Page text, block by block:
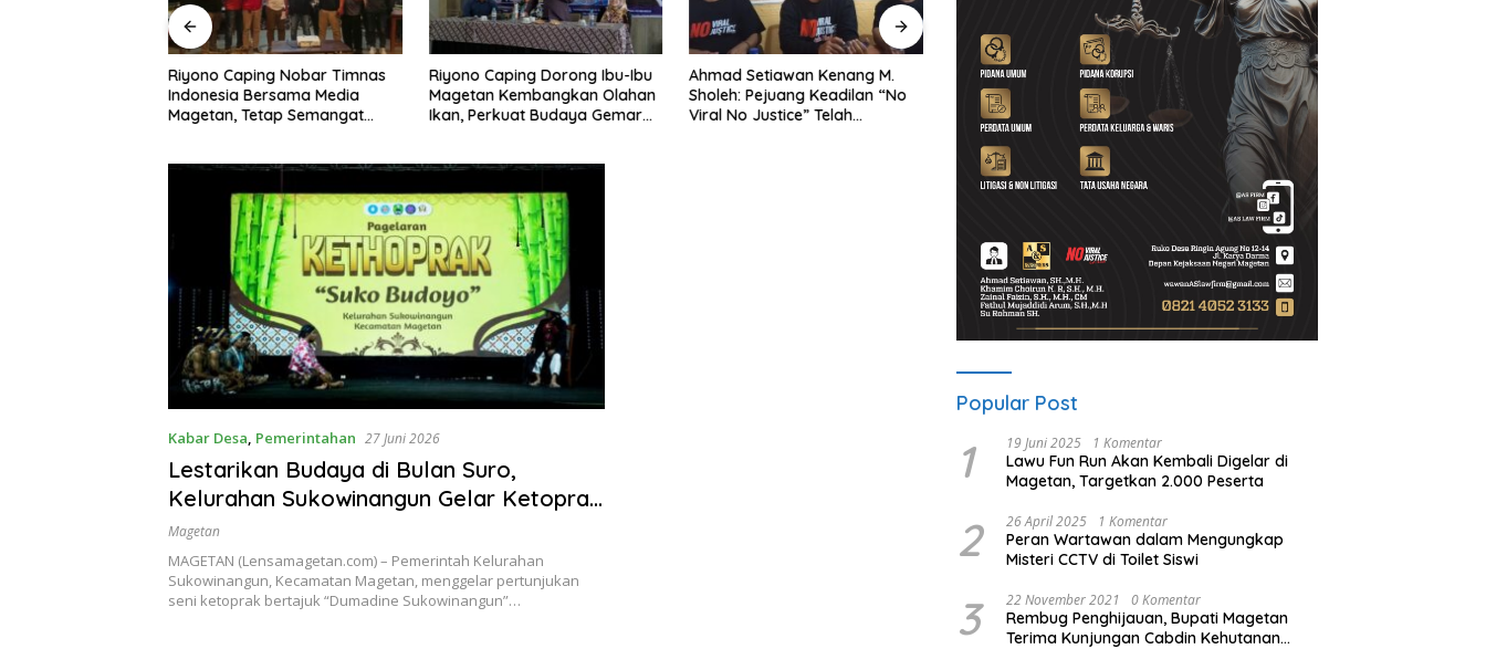
Riyono Caping Nobar Timnas
Indonesia Bersama Media
Magetan, Tetap Semangat
Riyono Caping Dorong Ibu-Ibu
Magetan Kembangkan Olahan
Ikan, Perkuat Budaya Gemar
Ahmad Setiawan Kenang M.
Sholeh: Pejuang Keadilan “No
Viral No Justice” Telah
Lewat Program Desa BRILiaN,
BRI Magetan Dorong Desa
Wates Berprestasi
Noorbiyanto, S.H Nahkodai BPC
Peradin Magetan Periode
2026–2028, Siap Perkuat
Pendampingan Hukum
Kabar Desa, Pemerintahan 27 Juni 2026
Lestarikan Budaya di Bulan Suro,
Kelurahan Sukowinangun Gelar Ketoprak
Suko Budoyo
Magetan
MAGETAN (Lensamagetan.com) – Pemerintah Kelurahan
Sukowinangun, Kecamatan Magetan, menggelar pertunjukan
seni ketoprak bertajuk “Dumadine Sukowinangun”…
Popular Post
1 19 Juni 2025 1 Komentar
Lawu Fun Run Akan Kembali Digelar di
Magetan, Targetkan 2.000 Peserta
2 26 April 2025 1 Komentar
Peran Wartawan dalam Mengungkap
Misteri CCTV di Toilet Siswi
3 22 November 2021 0 Komentar
Rembug Penghijauan, Bupati Magetan
Terima Kunjungan Cabdin Kehutanan